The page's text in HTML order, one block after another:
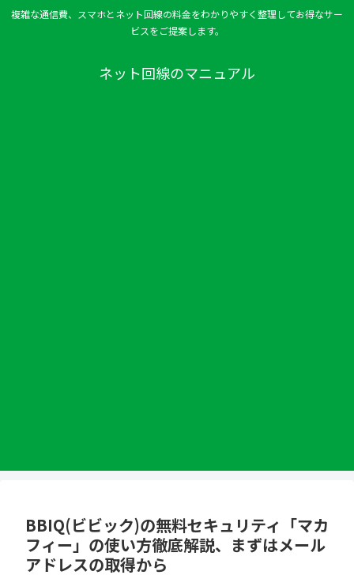
複雑な通信費、スマホとネット回線の料金をわかりやすく整理してお得なサー
ビスをご提案します。
ネット回線のマニュアル
BBIQ(ビビック)の無料セキュリティ「マカ
フィー」の使い方徹底解説、まずはメール
アドレスの取得から